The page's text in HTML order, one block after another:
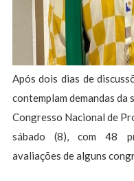
Após dois dias de
contemplam demandas da
Congresso Nacional de
sábado (8), com 48
avaliações de alguns